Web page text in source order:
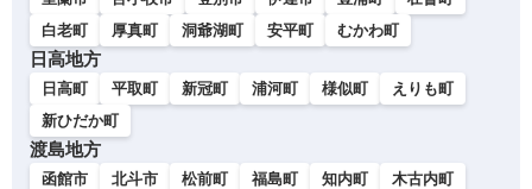
白老町
厚真町 洞爺湖町 安平町 むかわ町
日高地方
日高町 平取町 新冠町 浦河町 様似町
えりも町
新ひだか町
渡島地方
函館市 北斗市 松前町 福島町 知内町
木古内町